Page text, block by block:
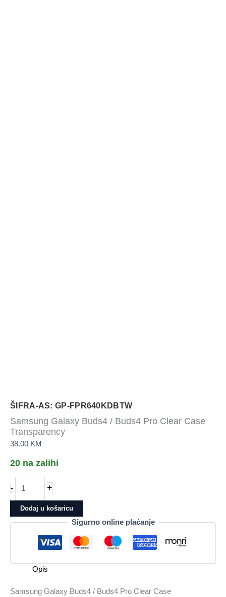
ŠIFRA-AS: GP-FPR640KDBTW
Samsung Galaxy Buds4 / Buds4 Pro Clear Case
Transparency
38.00 KM
20 na zalihi
-
Galaxy
Buds4
/
Case
Transparency
+
Dodaj u košaricu
Sigurno online plaćanje
Opis
Samsung Galaxy Buds4 / Buds4 Pro Clear Case